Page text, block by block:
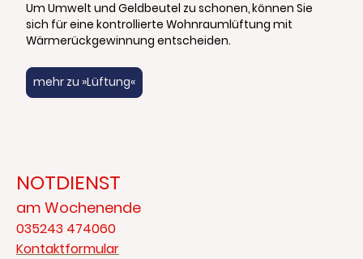
Um Umwelt und Geldbeutel zu schonen, können Sie
sich für eine kontrollierte Wohnraumlüftung mit
Wärmerückgewinnung entscheiden.
mehr zu »Lüftung«
NOTDIENST
am Wochenende
035243 474060
Kontaktformular